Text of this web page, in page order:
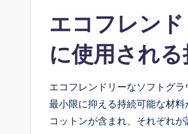
エコフレン
に使用され
エコフレンドリーなソフトグ
最小限に抑える持続可能な材
コットンが含まれ、それぞれ